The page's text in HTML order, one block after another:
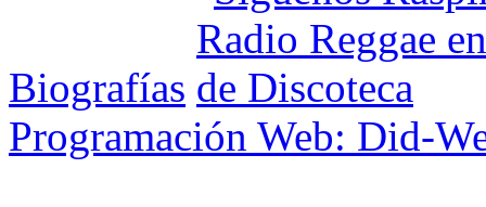
Biografías
Programación Web: Did-